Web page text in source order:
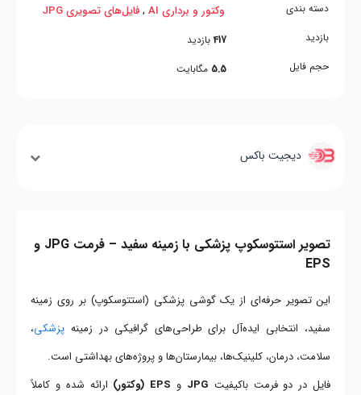
دسته بندی
بازدید
حجم فایل
وکتور و برداری AI , فایل‌های تصویری JPG
417 بازدید
5.5 مگابایت
دیجیت باکس
تصویر استتوسکوپ پزشکی با زمینه سفید – فرمت JPG و
EPS
این تصویر حرفه‌ای از یک گوشی پزشکی (استتوسکوپ) بر روی زمینه
سفید، انتخابی ایده‌آل برای طراحی‌های گرافیکی در زمینه پزشکی،
سلامت، درمان، کلینیک‌ها، بیمارستان‌ها و پروژه‌های بهداشتی است.
فایل در دو فرمت باکیفیت JPG و EPS (وکتور)
ارائه شده و کاملاً